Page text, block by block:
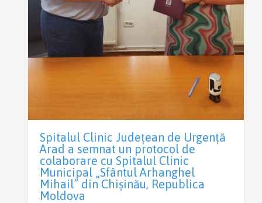
Spitalul Clinic Județean de Urgență
Arad a semnat un protocol de
colaborare cu Spitalul Clinic
Municipal „Sfântul Arhanghel
Mihail” din Chișinău, Republica
Moldova